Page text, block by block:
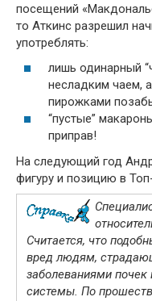
посещений
то Аткинс разрешил
употреблять:
лишь одинарный
несладким чаем,
пирожками
“пустые”
приправ!
На следующий год
фигуру и позицию в
Считается, что
вред людям,
заболеваниями почек
системы. По